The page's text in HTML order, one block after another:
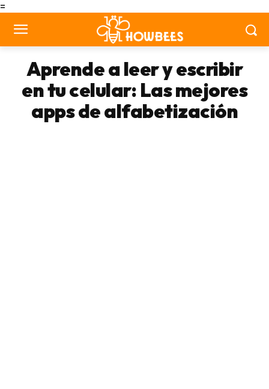
=
Aprende a leer y escribir
en tu celular: Las mejores
apps de alfabetización